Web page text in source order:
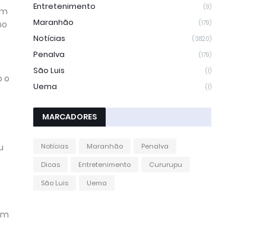
o
Entretenimento (9)
Maranhão (179)
Notícias (3820)
Penalva (179)
São Luis (1)
Uema (1)
MARCADORES
Notícias Maranhão
Penalva
Dicas
Entretenimento
Cururupu
São Luis
Uema